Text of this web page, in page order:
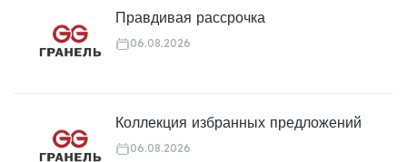
Правдивая рассрочка
06.08.2026
Коллекция избранных предложений
06.08.2026